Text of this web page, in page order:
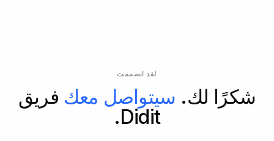
لقد انضممت
شكرًا لك. سيتواصل معك فريق
Didit.